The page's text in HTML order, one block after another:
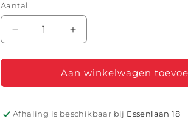
Aantal
Aantal
verlagen
voor
Aantal
verhogen
voor
SEIKO
Aan winkelwagen
Afhaling is beschikbaar bij Essenlaan 18